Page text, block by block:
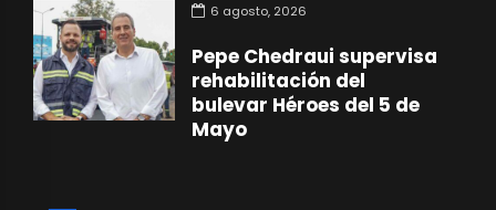
6 agosto, 2026
Pepe Chedraui supervisa
rehabilitación del
bulevar Héroes del 5 de
Mayo